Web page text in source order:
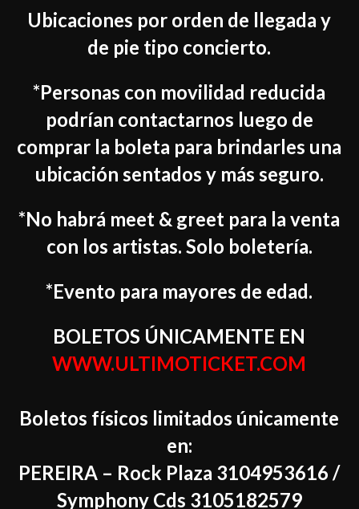
Ubicaciones por orden de llegada y
de pie tipo concierto.
*Personas con movilidad reducida
podrían contactarnos luego de
comprar la boleta para brindarles una
ubicación sentados y más seguro.
*No habrá meet & greet para la venta
con los artistas. Solo boletería.
*Evento para mayores de edad.
BOLETOS ÚNICAMENTE EN
WWW.ULTIMOTICKET.COM
Boletos físicos limitados únicamente
en:
PEREIRA – Rock Plaza 3104953616 /
Symphony Cds 3105182579